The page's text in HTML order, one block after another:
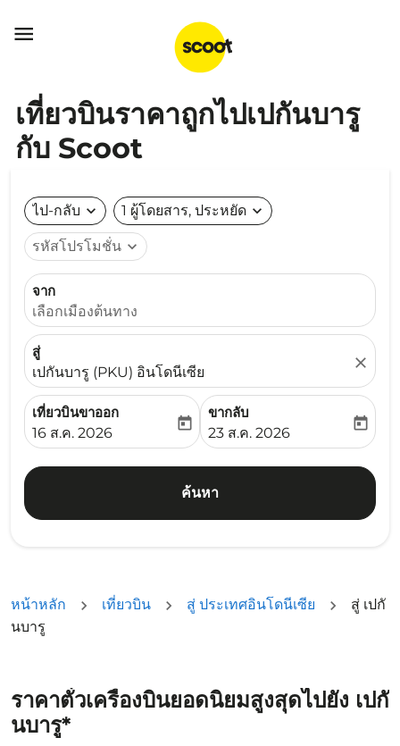

เที่ยวบินราคาถูกไปเปกันบารู
กับ Scoot
ไป-กลับ expand_more 1 ผู้โดยสาร, ประหยัด expand_more
รหัสโปรโมชั่น expand_more
จาก
เลือกเมืองต้นทาง
สู่
เปกันบารู (PKU) อินโดนีเซีย
close
เที่ยวบินขาออก
fc-booking-departure-date-aria-label
16 ส.ค. 2026
today
ขากลับ
fc-booking-return-date-
23 ส.ค. 2026
today
ค้นหา
หน้าหลัก เที่ยวบิน สู่ ประเทศอินโดนีเซีย
สู่ เปกั
นบารู
ราคาตั๋วเครื่องบินยอดนิยมสูงสุดไปยัง เปกั
นบารู*